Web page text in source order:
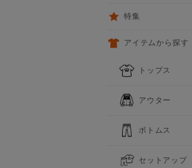
特集
アイテムから探す
トップス
アウター
ボトムス
セットアップ